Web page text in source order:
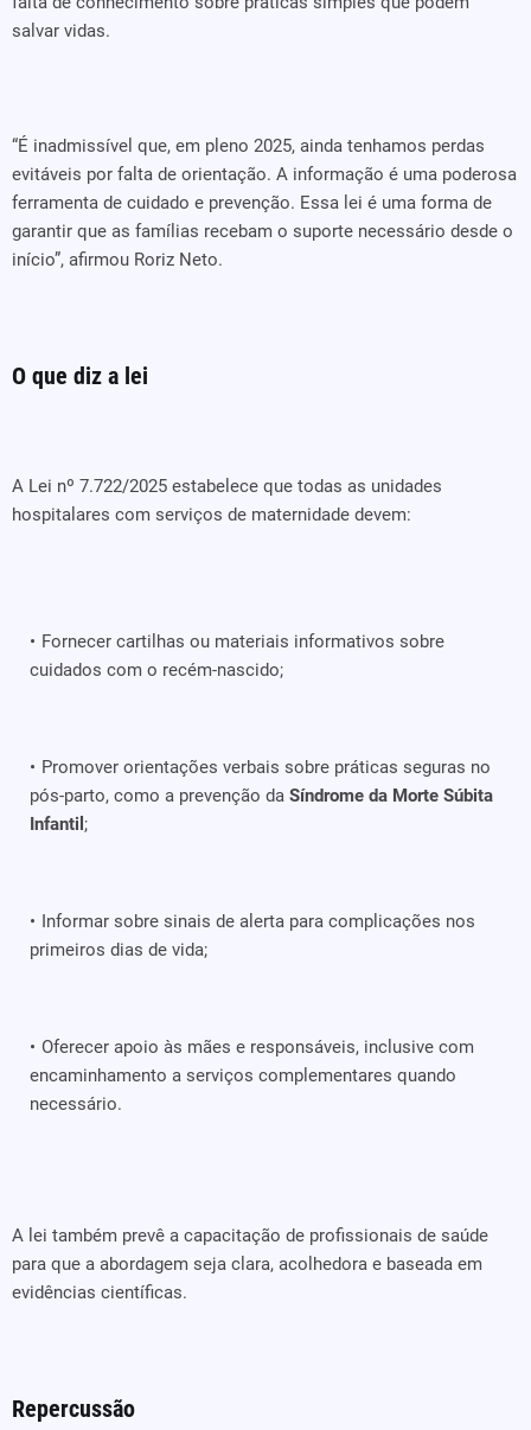
salvar vidas.
“É inadmissível que, em pleno 2025, ainda tenhamos perdas
evitáveis por falta de orientação. A informação é uma poderosa
ferramenta de cuidado e prevenção. Essa lei é uma forma de
garantir que as famílias recebam o suporte necessário desde o
início”, afirmou Roriz Neto.
O que diz a lei
A Lei nº 7.722/2025 estabelece que todas as unidades
hospitalares com serviços de maternidade devem:
Fornecer cartilhas ou materiais informativos sobre
cuidados com o recém-nascido;
Promover orientações verbais sobre práticas seguras no
pós-parto, como a prevenção da Síndrome da Morte Súbita
Infantil ;
Informar sobre sinais de alerta para complicações nos
primeiros dias de vida;
Oferecer apoio às mães e responsáveis, inclusive com
encaminhamento a serviços complementares quando
necessário.
A lei também prevê a capacitação de profissionais de saúde
para que a abordagem seja clara, acolhedora e baseada em
evidências científicas.
Repercussão